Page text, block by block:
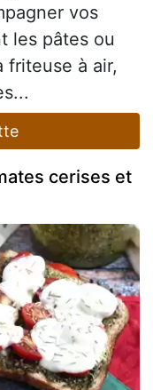
vos
les pâtes ou
friteuse à air,
cerises et